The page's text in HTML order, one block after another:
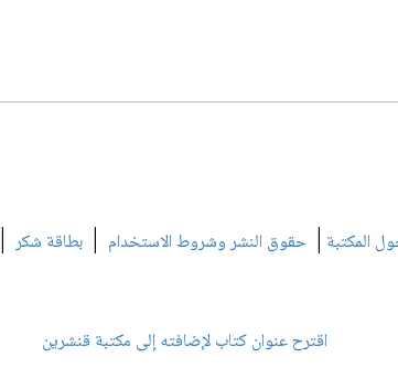
المكتبة | حقوق النشر وشروط الاستخدام | بطاقة شكر|
اقترح عنوان كتاب لإضافته إلى مكتبة قنشرين